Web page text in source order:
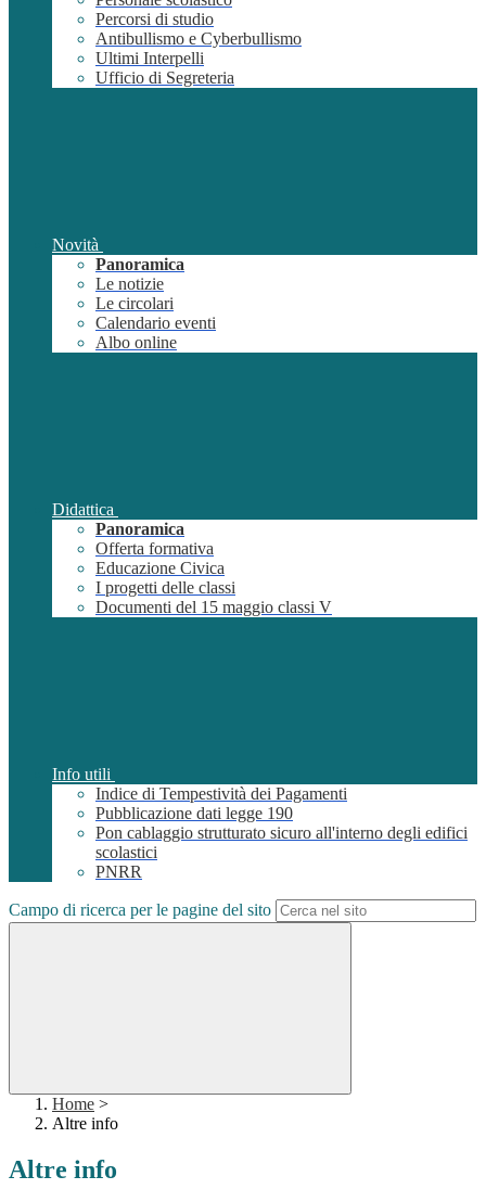
Percorsi di studio
Antibullismo e Cyberbullismo
Ultimi Interpelli
Ufficio di Segreteria
Novità
Panoramica
Le notizie
Le circolari
Calendario eventi
Albo online
Didattica
Panoramica
Offerta formativa
Educazione Civica
I progetti delle classi
Documenti del 15 maggio classi V
Info utili
Indice di Tempestività dei Pagamenti
Pubblicazione dati legge 190
Pon cablaggio strutturato sicuro all'interno degli edifici
scolastici
PNRR
Campo di ricerca per le pagine del sito
Home >
Altre info
Altre info